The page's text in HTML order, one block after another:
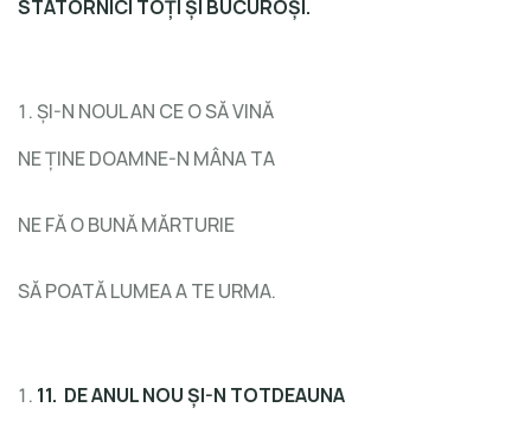
STATORNICI TOȚI ȘI BUCUROȘI.
ȘI-N NOUL AN CE O SĂ VINĂ
NE ȚINE DOAMNE-N MÂNA TA
NE FĂ O BUNĂ MĂRTURIE
SĂ POATĂ LUMEA A TE URMA.
11. DE ANUL NOU ȘI-N TOTDEAUNA